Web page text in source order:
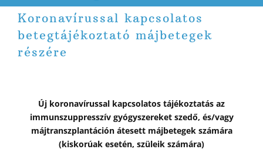
Koronavírussal kapcsolatos
betegtájékoztató májbetegek
részére
Új koronavírussal kapcsolatos tájékoztatás az
immunszuppresszív gyógyszereket szedő, és/vagy
májtranszplantáción átesett májbetegek számára
(kiskorúak esetén, szüleik számára)